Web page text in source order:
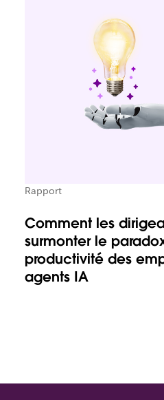
Rapport
Comment les
surmonter le
productivité des
agents IA